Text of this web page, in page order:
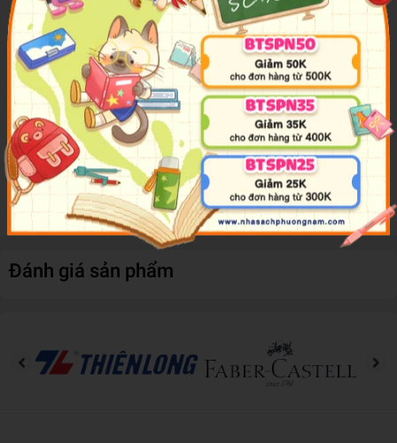
nhăn hay hư bề mặt được dán.
Thiết kế tiện dụng giúp bạn có thể sử dụng dễ dàng, không
dính tay và thao tác nhanh chóng, lượng hồ ra đều, mỏng.
Sản phẩm được sản xuất từ nguyên liệu an toàn cho sức
khỏe, không chứa chất độc hại, thích hợp sử dụng trên nhiều
chất liệu như giấy, vải, nhựa.
Chất hồ khô không lem, không bết.
Độ dính tốt, có thể kết chặt nhiều chất liệu giấy khác nhau.
Sản phẩm đặc biệt thích hợp khi dùng để dán các vật dụng
bằng giấy, rất tiện lợi cho công việc văn phòng hàng ngày.
Đánh giá sản phẩm